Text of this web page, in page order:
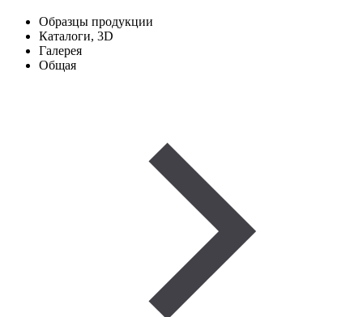
Образцы продукции
Каталоги, 3D
Галерея
Общая